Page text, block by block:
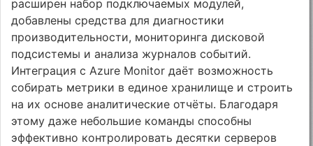
расширен набор подключаемых модулей,
добавлены средства для диагностики
производительности, мониторинга дисковой
подсистемы и анализа журналов событий.
Интеграция с Azure Monitor даёт возможность
собирать метрики в единое хранилище и строить
на их основе аналитические отчёты. Благодаря
этому даже небольшие команды способны
эффективно контролировать десятки серверов